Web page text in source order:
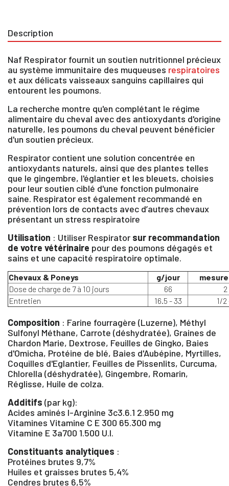
Description
Naf Respirator fournit un soutien nutritionnel précieux
au système immunitaire des muqueuses respiratoires
et aux délicats vaisseaux sanguins capillaires qui
entourent les poumons.
La recherche montre qu'en complétant le régime
alimentaire du cheval avec des antioxydants d'origine
naturelle, les poumons du cheval peuvent bénéficier
d'un soutien précieux.
Respirator contient une solution concentrée en
antioxydants naturels, ainsi que des plantes telles
que le gingembre, l'églantier et les bleuets, choisies
pour leur soutien ciblé d'une fonction pulmonaire
saine. Respirator est également recommandé en
prévention lors de contacts avec d’autres chevaux
présentant un stress respiratoire
Utilisation : Utiliser Respirator sur recommandation
de votre vétérinaire pour des poumons dégagés et
sains et une capacité respiratoire optimale.
Chevaux & Poneys g/jour
Dose de charge de 7 à 10 jours
66
2
Entretien
16.5 - 33 1/2
Composition : Farine fourragère (Luzerne), Méthyl
Sulfonyl Méthane, Carrote (déshydratée), Graines de
Chardon Marie, Dextrose, Feuilles de Gingko, Baies
d'Omicha, Protéine de blé, Baies d'Aubépine, Myrtilles,
Coquilles d'Eglantier, Feuilles de Pissenlits, Curcuma,
Chlorella (déshydratée), Gingembre, Romarin,
Réglisse, Huile de colza.
Additifs (par kg):
Acides aminés l-Arginine 3c3.6.1 2.950 mg
Vitamines Vitamine C E 300 65.300 mg
Vitamine E 3a700 1.500 U.I.
Constituants analytiques :
Protéines brutes 9,7%
Huiles et graisses brutes 5,4%
Cendres brutes 6,5%